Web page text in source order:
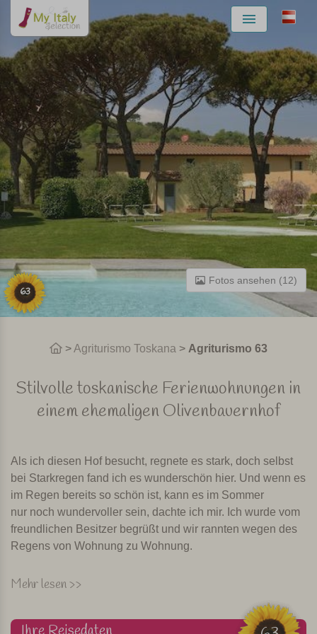
Menu
63
Fotos ansehen (12)
>Agriturismo Toskana > Agriturismo 63
Stilvolle toskanische Ferienwohnungen in
einem ehemaligen Olivenbauernhof
Als ich diesen Hof besucht, regnete es stark, doch selbst
bei Starkregen fand ich es wunderschön hier. Und wenn es
im Regen bereits so schön ist, kann es im Sommer
nur noch wundervoller sein, dachte ich mir. Ich wurde vom
freundlichen Besitzer begrüßt und wir rannten wegen des
Regens von Wohnung zu Wohnung.
Dieser Agriturismo ist ein sehr herrlicher und ruhiger
17.Jahrhundert. Er liegt ruhig auf einer Höhe von 350
Metern inmitten von Olivenbäumen und Weinbergen. Es
Mehr lesen >>